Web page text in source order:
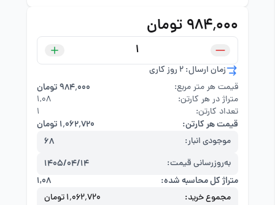
۹۸۴٬۰۰۰ تومان
زمان ارسال: 2 روز کاری
قیمت هر متر مربع:
۹۸۴٬۰۰۰ تومان
متراژ در هر کارتن:
۱,۰۸
تعداد کارتن:
1
قیمت هر کارتن: ۱٬۰۶۲٬۷۲۰ تومان
موجودی انبار: 68
به‌روزرسانی قیمت:
1405/04/14
متراژ کل محاسبه شده:
۱,۰۸
مجموع خرید: ۱٬۰۶۲٬۷۲۰ تومان